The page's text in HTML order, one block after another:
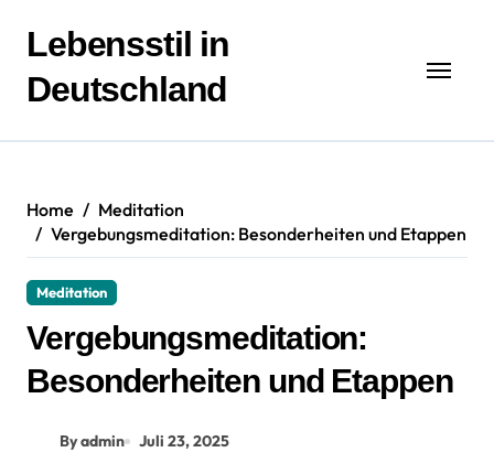
Inhalt
springen
Lebensstil in
Deutschland
Home
Meditation
Vergebungsmeditation: Besonderheiten und Etappen
Meditation
Vergebungsmeditation:
Besonderheiten und Etappen
By admin Juli 23, 2025